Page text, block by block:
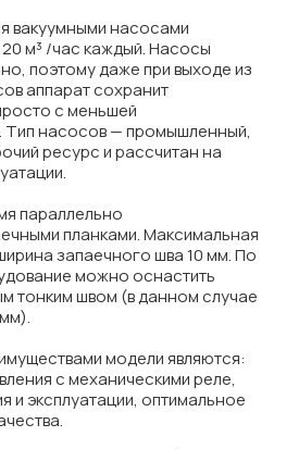
вакуумными насосами
м³ /час каждый. Насосы
поэтому даже при выходе из
аппарат сохранит
с меньшей
Тип насосов — промышленный,
ресурс и рассчитан на
параллельно
планками. Максимальная
запаечного шва 10 мм. По
можно оснастить
тонким швом (в данном случае
модели являются:
с механическими реле,
и эксплуатации, оптимальное